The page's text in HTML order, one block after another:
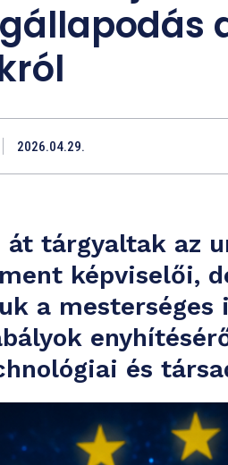
2026.04.29.
át tárgyaltak az
képviselői,
a
és